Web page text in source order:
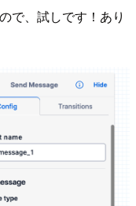
で、試しです！あり